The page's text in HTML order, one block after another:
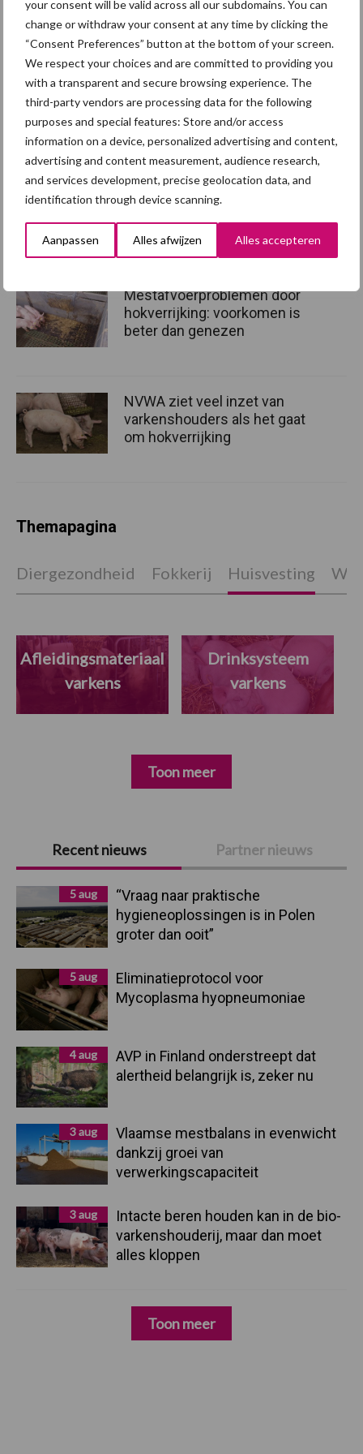
your consent will be valid across all our subdomains. You can
change or withdraw your consent at any time by clicking the
“Consent Preferences” button at the bottom of your screen.
We respect your choices and are committed to providing you
with a transparent and secure browsing experience. The
third-party vendors are processing data for the following
purposes and special features: Store and/or access
information on a device, personalized advertising and content,
advertising and content measurement, audience research,
and services development, precise geolocation data, and
identification through device scanning.
Aanpassen Alles afwijzen Alles accepteren
Tekst: Gerben Hofman
Beeld: WUR
Primaire
Sidebar
Recent nieuws Partner nieuws
5 aug
“Vraag naar praktische
hygieneoplossingen is in Polen
groter dan ooit”
5 aug
Eliminatieprotocol voor
Mycoplasma hyopneumoniae
4 aug
AVP in Finland onderstreept dat
alertheid belangrijk is, zeker nu
3 aug
Vlaamse mestbalans in evenwicht
dankzij groei van
verwerkingscapaciteit
3 aug
Intacte beren houden kan in de bio-
varkenshouderij, maar dan moet
alles kloppen
Toon meer
Aanbevolen voor jou!
afleidingsmateriaal varkens
Hokverrijking: waarom niet
gewoon een lijst met
toegestane producten?
Mestafvoerproblemen door
hokverrijking: voorkomen is
beter dan genezen
NVWA ziet veel inzet van
varkenshouders als het gaat
om hokverrijking
Themapagina
Diergezondheid Fokkerij Huisvesting
Afleidingsmateriaal
varkens
Drinksysteem
varkens
Toon meer